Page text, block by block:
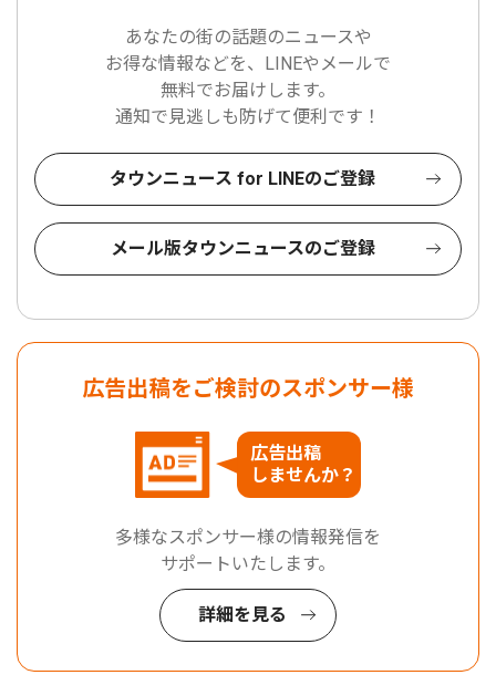
あなたの街の話題のニュースや
お得な情報などを、LINEやメールで
無料でお届けします。
通知で見逃しも防げて便利です！
タウンニュース for LINEのご登録
メール版タウンニュースのご登録
広告出稿をご検討のスポンサー様
広告出稿
しませんか？
多様なスポンサー様の情報発信を
サポートいたします。
詳細を見る